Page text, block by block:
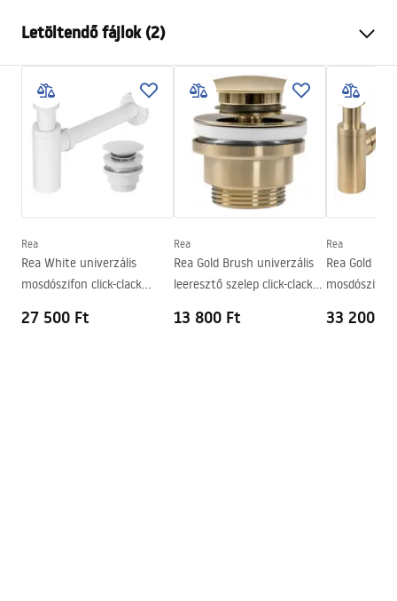
Anyag
Szín
Fehér
Kivitel
Fényes
Hosszúság
590mm
Szélesség
435mm
125mm
85mm
Forma
Csaptelep szerelési lyuk
Igen
Letöltendő fájlok (2)
Telepítési utasítások
Basin.pdf
Garanciális feltételek
Warranty_Terms_and_Conditions_Basins_-_5.pdf
Rea
Rea White univerzális
mosdószifon click-clack
27 500 Ft
Rea
Rea Gold Brush univerzális
leeresztő szelep click-clack
13 800 Ft
Rea
Rea Gold
mosdószifon
33 200 Ft